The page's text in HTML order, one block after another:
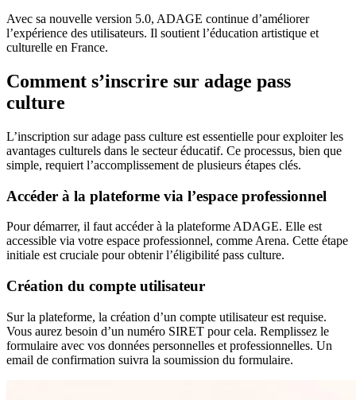
Avec sa nouvelle version 5.0, ADAGE continue d’améliorer
l’expérience des utilisateurs. Il soutient l’éducation artistique et
culturelle en France.
Comment s’inscrire sur adage pass
culture
L’inscription sur adage pass culture est essentielle pour exploiter les
avantages culturels dans le secteur éducatif. Ce processus, bien que
simple, requiert l’accomplissement de plusieurs étapes clés.
Accéder à la plateforme via l’espace professionnel
Pour démarrer, il faut accéder à la plateforme ADAGE. Elle est
accessible via votre espace professionnel, comme Arena. Cette étape
initiale est cruciale pour obtenir l’éligibilité pass culture.
Création du compte utilisateur
Sur la plateforme, la création d’un compte utilisateur est requise.
Vous aurez besoin d’un numéro SIRET pour cela. Remplissez le
formulaire avec vos données personnelles et professionnelles. Un
email de confirmation suivra la soumission du formulaire.